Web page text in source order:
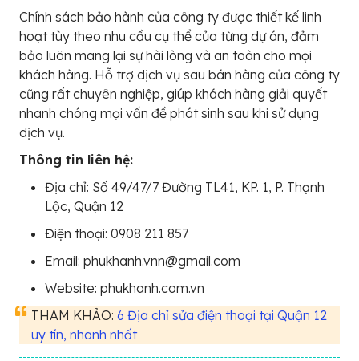
Chính sách bảo hành của công ty được thiết kế linh
hoạt tùy theo nhu cầu cụ thể của từng dự án, đảm
bảo luôn mang lại sự hài lòng và an toàn cho mọi
khách hàng. Hỗ trợ dịch vụ sau bán hàng của công ty
cũng rất chuyên nghiệp, giúp khách hàng giải quyết
nhanh chóng mọi vấn đề phát sinh sau khi sử dụng
dịch vụ.
Thông tin liên hệ:
Địa chỉ: Số 49/47/7 Đường TL41, KP. 1, P. Thạnh
Lộc, Quận 12
Điện thoại: 0908 211 857
Email: phukhanh.vnn@gmail.com
Website: phukhanh.com.vn
THAM KHẢO: 6 Địa chỉ sửa điện thoại tại Quận 12
uy tín, nhanh nhất